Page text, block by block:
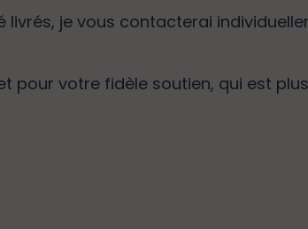
livrés, je vous contacterai
pour votre fidèle soutien, qui est